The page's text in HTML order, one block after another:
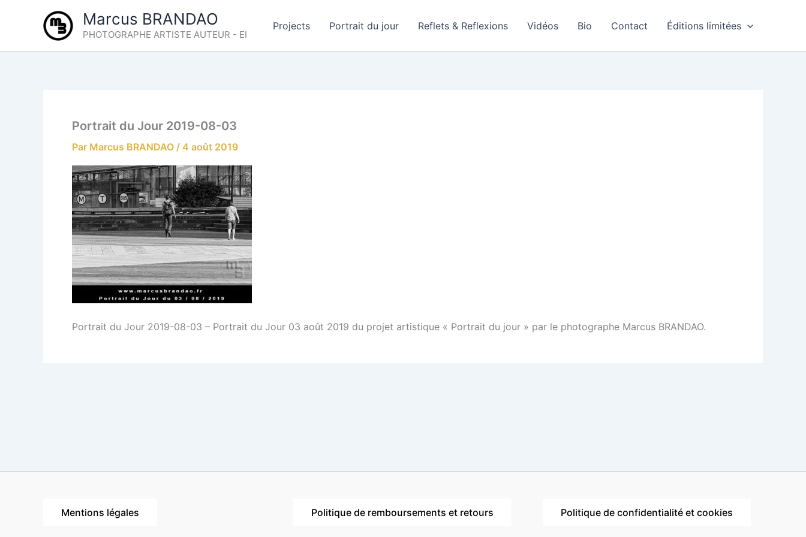
Marcus BRANDAO
PHOTOGRAPHE ARTISTE AUTEUR - EI
Projects Portrait du jour Reflets & Reflexions Vidéos Bio Contact Éditions limitées
Portrait du Jour 2019-08-03
Par Marcus BRANDAO / 4 août 2019
Portrait du Jour 2019-08-03 – Portrait du Jour 03 août 2019 du projet artistique « Portrait du jour » par le photographe Marcus BRANDAO.
Mentions légales Politique de remboursements et retours Politique de confidentialité et cookies